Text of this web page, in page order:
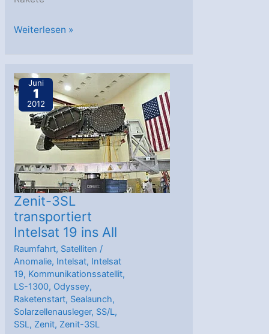
IS-
und
SS/L
suchen
weiter
Fehler
Weiterlesen »
Juni
1
2012
Zenit-3SL
transportiert
Intelsat 19 ins All
Raumfahrt, Satelliten /
Anomalie, Intelsat, Intelsat
19, Kommunikationssatellit,
LS-1300, Odyssey,
Raketenstart, Sealaunch,
Solarzellenausleger, SS/L,
SSL, Zenit, Zenit-3SL